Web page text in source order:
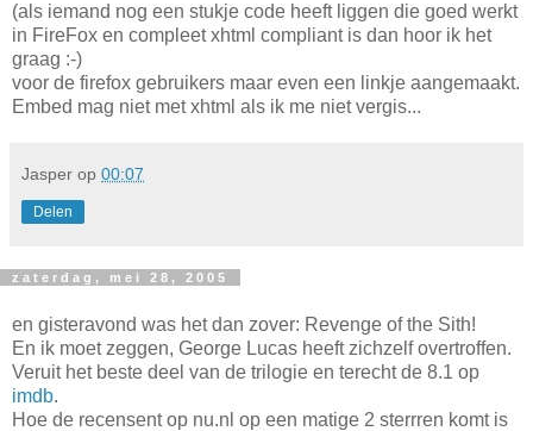
(als iemand nog een stukje code heeft liggen die goed werkt
in FireFox en compleet xhtml compliant is dan hoor ik het
graag :-)
voor de firefox gebruikers maar even een linkje aangemaakt.
Embed mag niet met xhtml als ik me niet vergis...
Jasper op 00:07
Delen
zaterdag, mei 28, 2005
en gisteravond was het dan zover: Revenge of the Sith!
En ik moet zeggen, George Lucas heeft zichzelf overtroffen.
Veruit het beste deel van de trilogie en terecht de 8.1 op
imdb.
Hoe de recensent op nu.nl op een matige 2 sterrren komt is